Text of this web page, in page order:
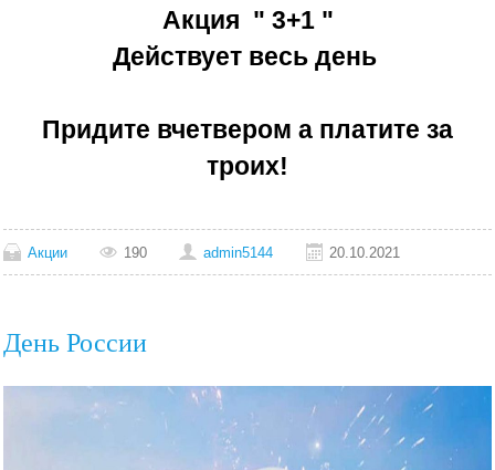
Акция " 3+1 "
Действует весь день
Придите вчетвером а платите за
троих!
Акции 190 admin5144 20.10.2021
День России